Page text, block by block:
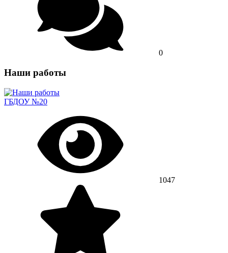
0
Наши работы
ГБДОУ №20
1047